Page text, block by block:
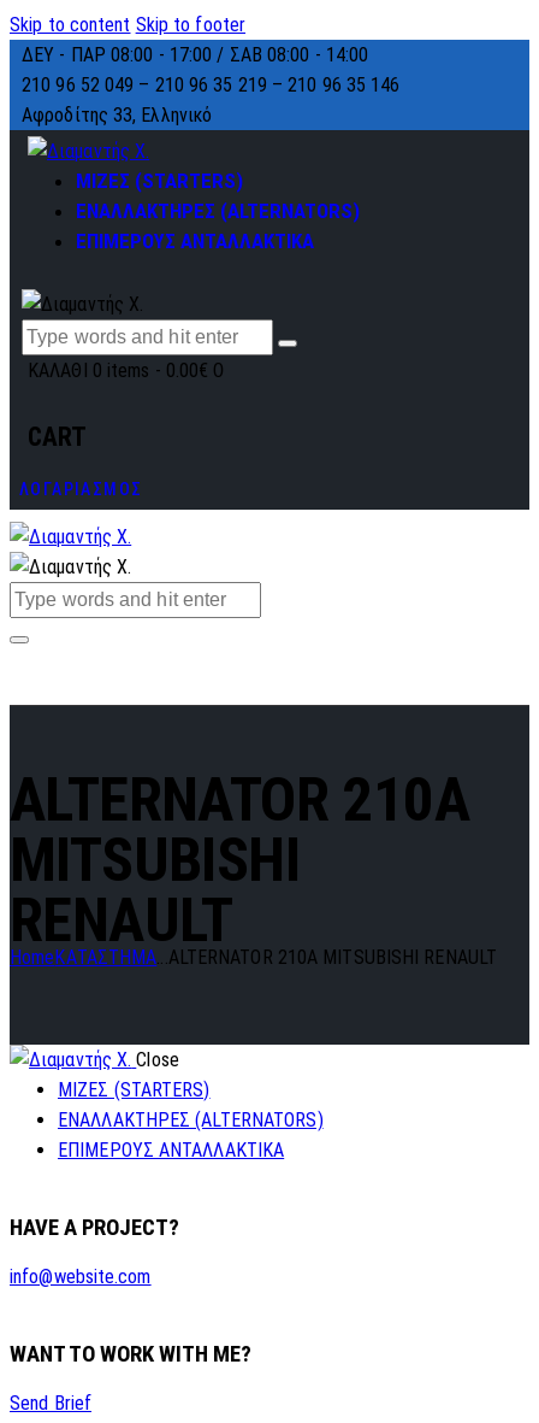
Skip to content Skip to footer
ΔΕΥ - ΠΑΡ 08:00 - 17:00 / ΣΑΒ 08:00 - 14:00
210 96 52 049 – 210 96 35 219 –210 96 35 146
Αφροδίτης 33, Ελληνικό
ΜΙΖΕΣ (STARTERS)
ΕΝΑΛΛΑΚΤΗΡΕΣ (ALTERNATORS)
ΕΠΙΜΕΡΟΥΣ ΑΝΤΑΛΛΑΚΤΙΚΑ
ΚΑΛΑΘΙ 0 items - 0.00€ 0
CART
ΛΟΓΑΡΙΑΣΜΟΣ
ALTERNATOR 210A
MITSUBISHI
RENAULT
Home ΚΑΤΑΣΤΗΜΑ...ALTERNATOR 210A MITSUBISHI RENAULT
Close
ΜΙΖΕΣ (STARTERS)
ΕΝΑΛΛΑΚΤΗΡΕΣ (ALTERNATORS)
ΕΠΙΜΕΡΟΥΣ ΑΝΤΑΛΛΑΚΤΙΚΑ
HAVE A PROJECT?
info@website.com
WANT TO WORK WITH ME?
Send Brief